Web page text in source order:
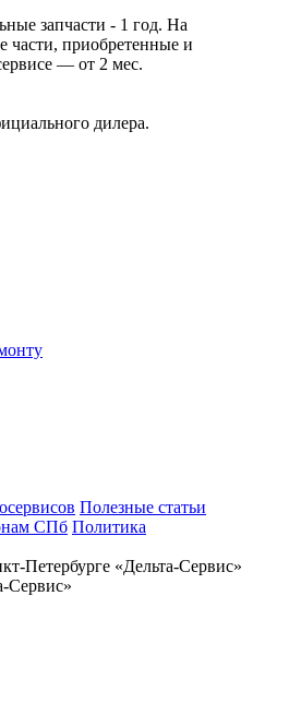
запчасти - 1 год. На
части, приобретенные и
— от 2 мес.
дилера.
Полезные статьи
СПб Политика
Сервис»